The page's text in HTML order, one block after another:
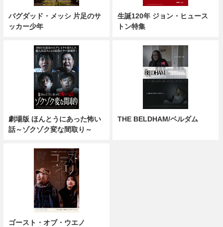
バグダッド・メッシ 片足のサ
ッカー少年
生誕120年 ジョン・ヒュース
トン特集
劇場版 ほんとうにあった怖い
話～ゾクゾク変な間取り～
THE BELDHAM/ベルダム
ゴースト・オブ・ウエノ